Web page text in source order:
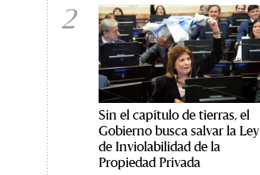
2
Sin el capítulo de tierras, el
Gobierno busca salvar la Ley
de Inviolabilidad de la
Propiedad Privada